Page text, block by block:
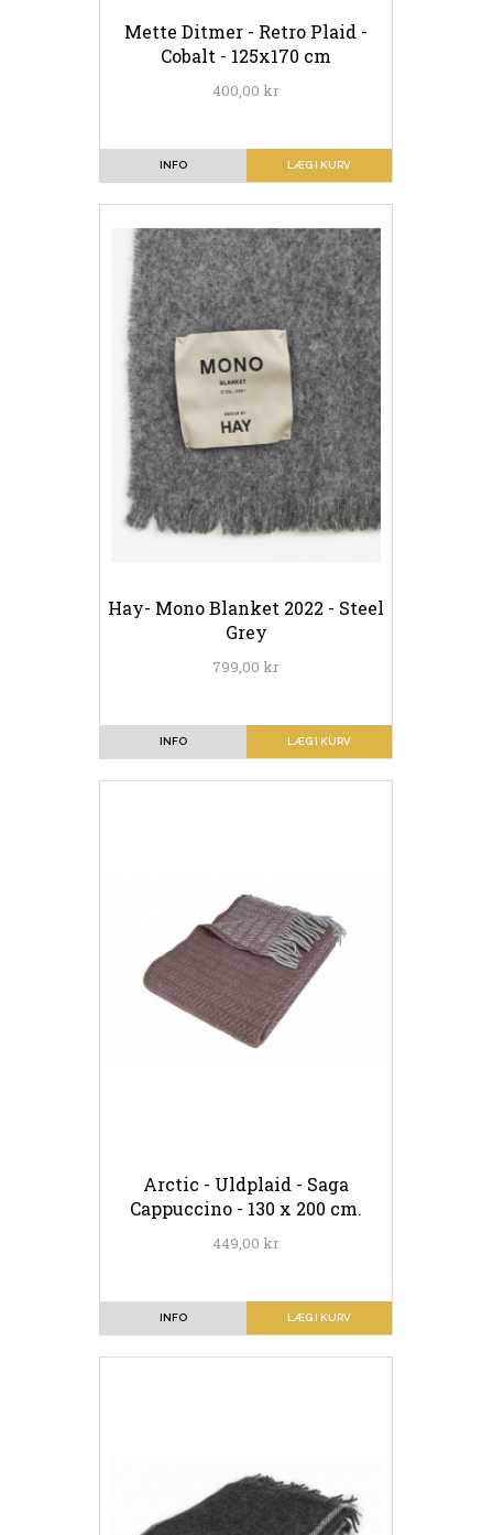
Mette Ditmer - Retro Plaid -
Cobalt - 125x170 cm
400,00 kr
LÆG I KURV
INFO
Hay- Mono Blanket 2022 - Steel
Grey
799,00 kr
LÆG I KURV
INFO
Arctic - Uldplaid - Saga
Cappuccino - 130 x 200 cm.
449,00 kr
LÆG I KURV
INFO